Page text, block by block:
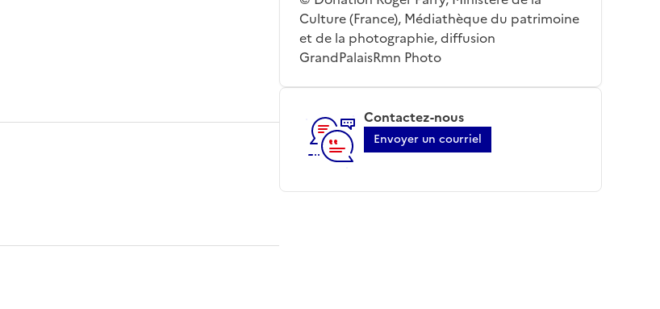
Culture (France), Médiathèque du patrimoine
et de la photographie, diffusion
GrandPalaisRmn Photo
Contactez-nous
Envoyer un courriel